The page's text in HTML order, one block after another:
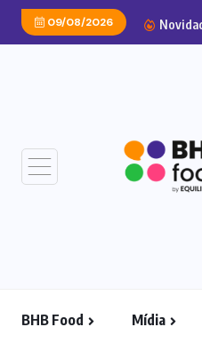
09/08/2026
BHB Food Mídia